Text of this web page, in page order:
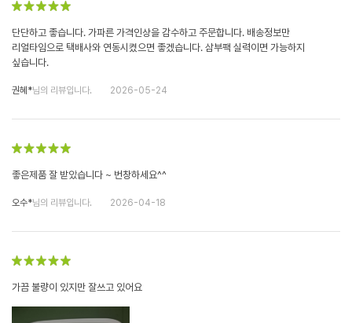
단단하고 좋습니다. 가파른 가격인상을 감수하고 주문합니다. 배송정보만
리얼타임으로 택배사와 연동시켰으면 좋겠습니다. 삼부팩 실력이면 가능하지
싶습니다.
권혜*님의 리뷰입니다. 2026-05-24
좋은제품 잘 받았습니다 ~ 번창하세요^^
오수*님의 리뷰입니다. 2026-04-18
가끔 불량이 있지만 잘쓰고 있어요